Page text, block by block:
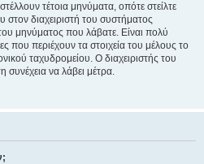
τέτοια μηνύματα, οπότε στείλτε
διαχειριστή του συστήματος
μηνύματος που λάβατε. Είναι πολύ
που περιέχουν τα στοιχεία του μέλους το
ταχυδρομείου. Ο διαχειριστής του
να λάβει μέτρα.